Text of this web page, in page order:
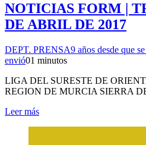
NOTICIAS FORM |
DE ABRIL DE 2017
DEPT. PRENSA9 años desde que
envió01 minutos
LIGA DEL SURESTE DE
REGION DE MURCIA SIERRA
Leer más